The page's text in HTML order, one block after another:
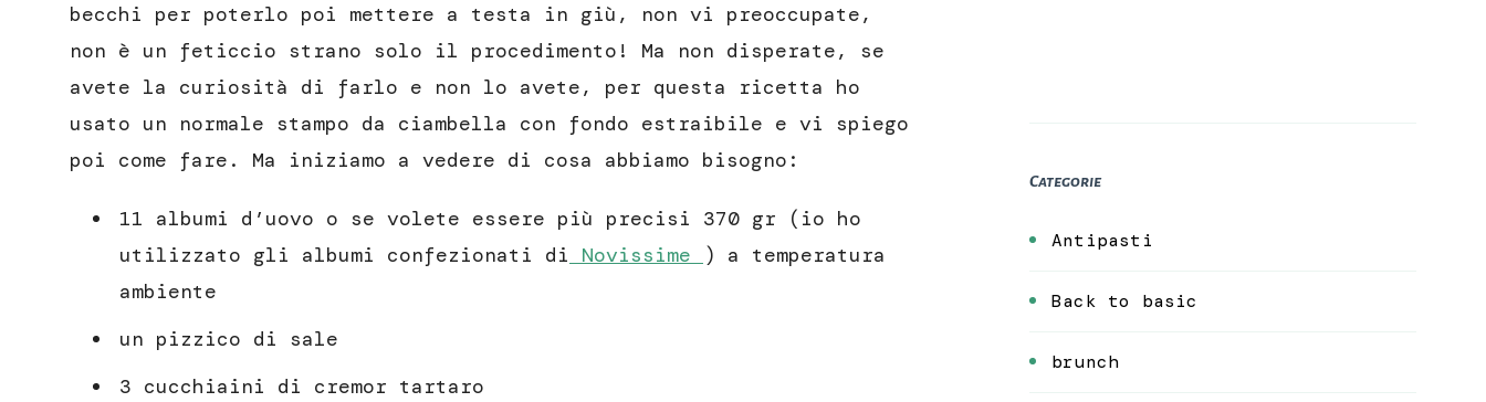
becchi per poterlo poi mettere a testa in giù, non vi preoccupate,
non è un feticcio strano solo il procedimento! Ma non disperate, se
avete la curiosità di farlo e non lo avete, per questa ricetta ho
usato un normale stampo da ciambella con fondo estraibile e vi spiego
poi come fare. Ma iniziamo a vedere di cosa abbiamo bisogno:
11 albumi d’uovo o se volete essere più precisi 370 gr (io ho
utilizzato gli albumi confezionati di Novissime
) a temperatura
ambiente
un pizzico di sale
3 cucchiaini di cremor tartaro
Categorie
Antipasti
Back to basic
brunch